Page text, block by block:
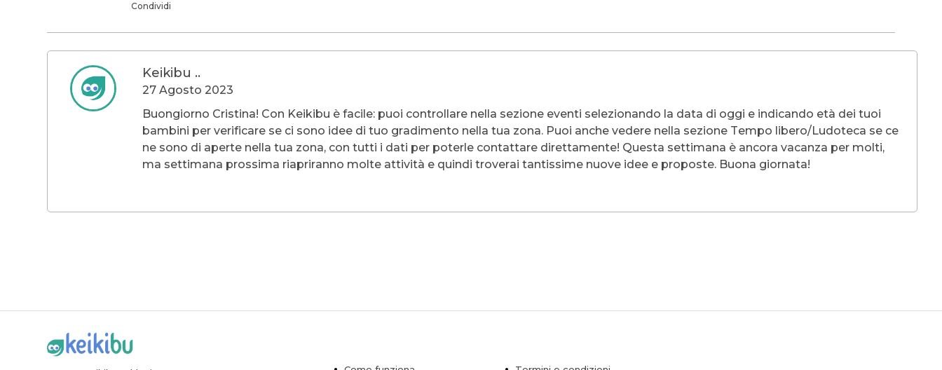
Condividi
Keikibu ..
27 Agosto 2023
Buongiorno Cristina! Con Keikibu è facile: puoi controllare nella sezione eventi selezionando la data di oggi e indicando età dei tuoi
bambini per verificare se ci sono idee di tuo gradimento nella tua zona. Puoi anche vedere nella sezione Tempo libero/Ludoteca se ce
ne sono di aperte nella tua zona, con tutti i dati per poterle contattare direttamente! Questa settimana è ancora vacanza per molti,
ma settimana prossima riapriranno molte attività e quindi troverai tantissime nuove idee e proposte. Buona giornata!